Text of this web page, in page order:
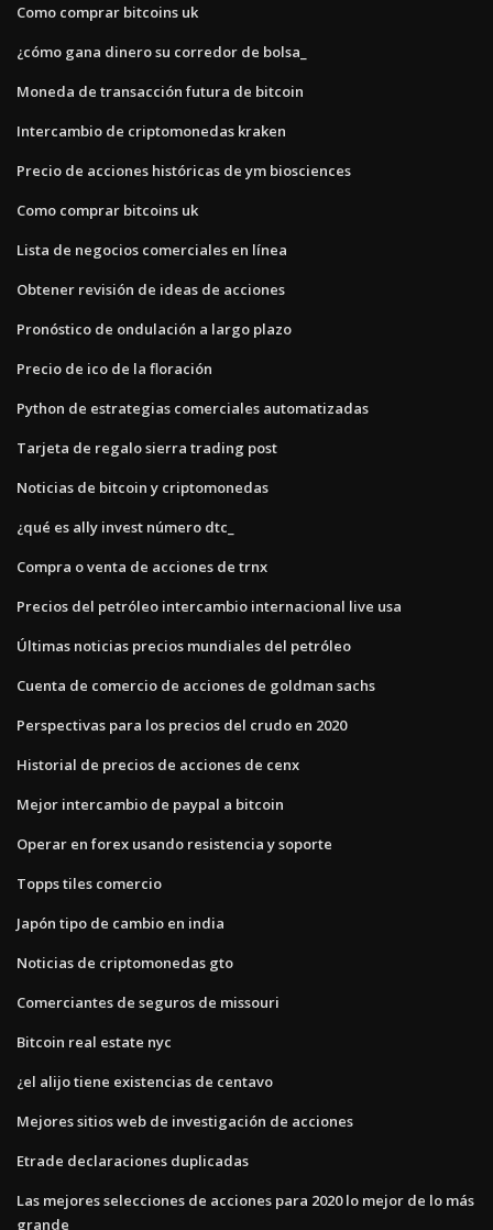
Como comprar bitcoins uk
¿cómo gana dinero su corredor de bolsa_
Moneda de transacción futura de bitcoin
Intercambio de criptomonedas kraken
Precio de acciones históricas de ym biosciences
Como comprar bitcoins uk
Lista de negocios comerciales en línea
Obtener revisión de ideas de acciones
Pronóstico de ondulación a largo plazo
Precio de ico de la floración
Python de estrategias comerciales automatizadas
Tarjeta de regalo sierra trading post
Noticias de bitcoin y criptomonedas
¿qué es ally invest número dtc_
Compra o venta de acciones de trnx
Precios del petróleo intercambio internacional live usa
Últimas noticias precios mundiales del petróleo
Cuenta de comercio de acciones de goldman sachs
Perspectivas para los precios del crudo en 2020
Historial de precios de acciones de cenx
Mejor intercambio de paypal a bitcoin
Operar en forex usando resistencia y soporte
Topps tiles comercio
Japón tipo de cambio en india
Noticias de criptomonedas gto
Comerciantes de seguros de missouri
Bitcoin real estate nyc
¿el alijo tiene existencias de centavo
Mejores sitios web de investigación de acciones
Etrade declaraciones duplicadas
Las mejores selecciones de acciones para 2020 lo mejor de lo más
grande